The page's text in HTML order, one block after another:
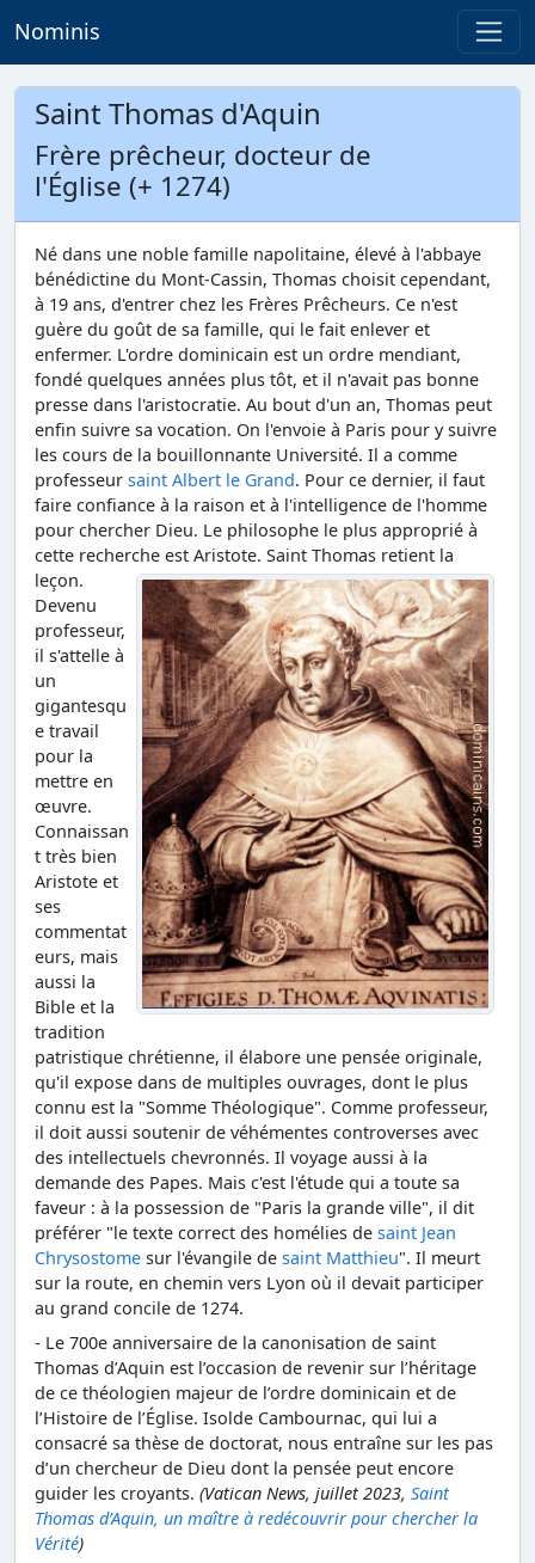
Nominis
Saint Thomas d'Aquin
Frère prêcheur, docteur de
l'Église (+ 1274)
Né dans une noble famille napolitaine, élevé à l'abbaye
bénédictine du Mont-Cassin, Thomas choisit cependant,
à 19 ans, d'entrer chez les Frères Prêcheurs. Ce n'est
guère du goût de sa famille, qui le fait enlever et
enfermer. L'ordre dominicain est un ordre mendiant,
fondé quelques années plus tôt, et il n'avait pas bonne
presse dans l'aristocratie. Au bout d'un an, Thomas peut
enfin suivre sa vocation. On l'envoie à Paris pour y suivre
les cours de la bouillonnante Université. Il a comme
professeur saint Albert le Grand. Pour ce dernier, il faut
faire confiance à la raison et à l'intelligence de l'homme
pour chercher Dieu. Le philosophe le plus approprié à
cette recherche est Aristote. Saint Thomas retient la
leçon.
Devenu
professeur,
il s'attelle à
un
gigantesqu
e travail
pour la
mettre en
œuvre.
Connaissan
t très bien
Aristote et
ses
commentat
eurs, mais
aussi la
Bible et la
tradition
patristique chrétienne, il élabore une pensée originale,
qu'il expose dans de multiples ouvrages, dont le plus
connu est la "Somme Théologique". Comme professeur,
il doit aussi soutenir de véhémentes controverses avec
des intellectuels chevronnés. Il voyage aussi à la
demande des Papes. Mais c'est l'étude qui a toute sa
faveur : à la possession de "Paris la grande ville", il dit
préférer "le texte correct des homélies de saint Jean
Chrysostome sur l'évangile de saint Matthieu". Il meurt
sur la route, en chemin vers Lyon où il devait participer
au grand concile de 1274.
- Le 700e anniversaire de la canonisation de saint
Thomas d’Aquin est l’occasion de revenir sur l’héritage
de ce théologien majeur de l’ordre dominicain et de
l’Histoire de l’Église. Isolde Cambournac, qui lui a
consacré sa thèse de doctorat, nous entraîne sur les pas
d’un chercheur de Dieu dont la pensée peut encore
guider les croyants. (Vatican News, juillet 2023, Saint
Thomas d’Aquin, un maître à redécouvrir pour chercher la
Vérité)